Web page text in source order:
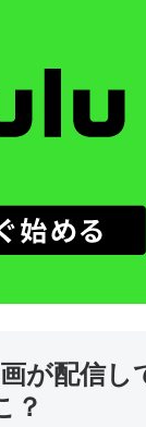
が配信
？